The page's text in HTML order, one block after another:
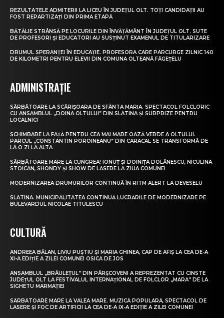
REZULTATELE ADMITERII LA LICEU ÎN JUDEȚUL OLT. TOȚI CANDIDAȚII AU
FOST REPARTIZAȚI DIN PRIMA ETAPĂ
BĂTĂLIE STRÂNSĂ PE LOCURILE DIN ÎNVĂȚĂMÂNT ÎN JUDEȚUL OLT. SUTE
DE PROFESORI ȘI EDUCATORI AU SUSȚINUT EXAMENUL DE TITULARIZARE
DRUMUL SPERANȚEI ÎN EDUCAȚIE. PROFESORA CARE PARCURGE ZILNIC 140
DE KILOMETRI PENTRU ELEVII DIN COMUNA OLTEANĂ FĂGEȚELU
ADMINISTRAȚIE
SĂRBĂTOARE LA SCĂRIȘOARA DE SFÂNTA MARIA. SPECTACOL FOLCLORIC
CU ANSAMBLUL „DOINA OLTULUI” DIN SLATINA ȘI SURPRIZE PENTRU
LOCALNICI
SCHIMBARE LA FAȚĂ PENTRU CEA MAI MARE OAZĂ VERDE A OLTULUI.
PARCUL „CONSTANTIN POROINEANU” DIN CARACAL SE TRANSFORMĂ DE
LA O ZI LA ALTA
SĂRBĂTOARE MARE LA CUNGREA! IONUȚ ȘI DOINIȚA DOLĂNESCU, NICULINA
STOICAN, SHONDY ȘI SHOW DE LASERE LA ZIUA COMUNEI
MODERNIZAREA DRUMURILOR CONTINUĂ ÎN RITM ALERT LA DEVESELU
SLATINA. MUNICIPALITATEA CONTINUĂ LUCRĂRILE DE MODERNIZARE PE
BULEVARDUL NICOLAE TITULESCU
CULTURĂ
ANDREEA BĂLAN, LIVIU PUȘTIU ȘI MARIA GHINEA, CAP DE AFIȘ LA CEA DE-A
XI-A EDIȚIE A ZILEI COMUNEI OSICA DE JOS
ANSAMBLUL „BRÂULEȚUL” DIN PÂRȘCOVENI A REPREZENTAT CU CINSTE
JUDEȚUL OLT LA FESTIVALUL INTERNAȚIONAL DE FOLCLOR „MARA” DE LA
SIGHETU MARMAȚIEI
SĂRBĂTOARE MARE LA VALEA MARE. MUZICĂ POPULARĂ, SPECTACOL DE
LASERE ȘI FOC DE ARTIFICII LA CEA DE-A IX-A EDIȚIE A ZILEI COMUNEI